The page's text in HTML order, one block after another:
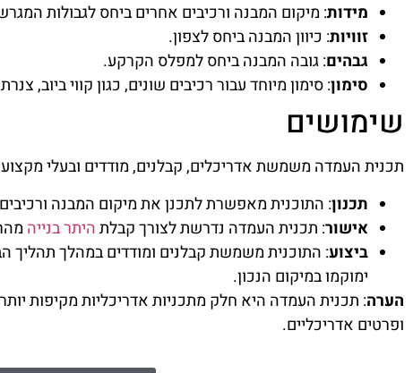
מידות: מיקום המבנה ורכיבים אחרים ביחס לגבולות
זוויות: כיוון המבנה ביחס לצפון.
גבהים: גובה המבנה ביחס למפלס הקרקע.
סימון: סימון מיוחד עבור רכיבים שונים, כגון קווי ביוב,
שימושים
תכנית העמדה משמשת אדריכלים, קבלנים, מודדים ובעלי
תכנון: התוכנית מאפשרת לתכנן את מיקום המבנה ורכיבים
אישור: תכנית העמדה נדרשת לצורך קבלתהיתר בנייה
ביצוע: התוכנית משמשת קבלנים ומודדים במהלך תהליך
ימוקמו במיקום הנכון.
הערה: תכנית העמדה היא חלק מתכניות אדריכליות מקיפות
ופרטים אדריכליים.